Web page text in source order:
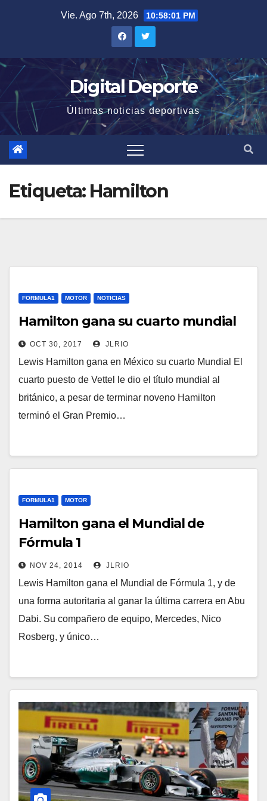
Vie. Ago 7th, 2026 10:58:02 PM
Digital Deporte
Últimas noticias deportivas
Etiqueta: Hamilton
FORMULA1 MOTOR NOTICIAS
Hamilton gana su cuarto mundial
OCT 30, 2017 JLRIO
Lewis Hamilton gana en México su cuarto Mundial El
cuarto puesto de Vettel le dio el título mundial al
británico, a pesar de terminar noveno Hamilton
terminó el Gran Premio…
FORMULA1 MOTOR
Hamilton gana el Mundial de
Fórmula 1
NOV 24, 2014 JLRIO
Lewis Hamilton gana el Mundial de Fórmula 1, y de
una forma autoritaria al ganar la última carrera en Abu
Dabi. Su compañero de equipo, Mercedes, Nico
Rosberg, y único…